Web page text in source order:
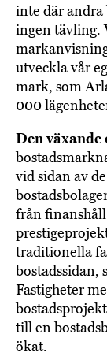
inte där andra
ingen tävling.
utveckla vår
mark, som
000
Den växande
vid sidan av
från
traditionella
Fastigheter
till en
ökat.